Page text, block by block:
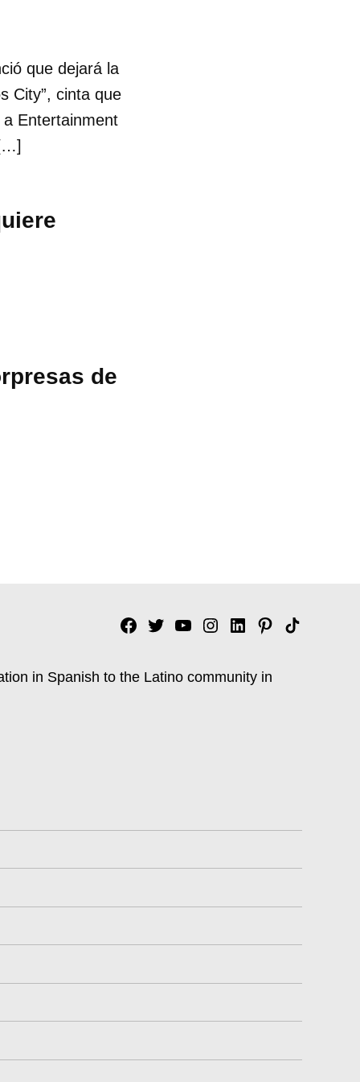
que dejará la
City”, cinta que
Entertainment
de
Facebook
TwitterYouTubeInstagram
Linkedin
Pinterest
Tik
in Spanish to the Latino community in